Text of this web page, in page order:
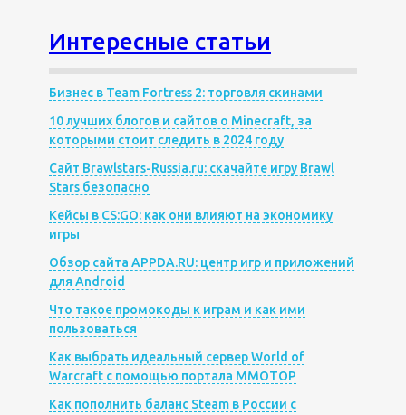
Интересные статьи
Бизнес в Team Fortress 2: торговля скинами
10 лучших блогов и сайтов о Minecraft, за
которыми стоит следить в 2024 году
Сайт Brawlstars-Russia.ru: скачайте игру Brawl
Stars безопасно
Кейсы в CS:GO: как они влияют на экономику
игры
Обзор сайта APPDA.RU: центр игр и приложений
для Android
Что такое промокоды к играм и как ими
пользоваться
Как выбрать идеальный сервер World of
Warcraft с помощью портала MMOTOP
Как пополнить баланс Steam в России с